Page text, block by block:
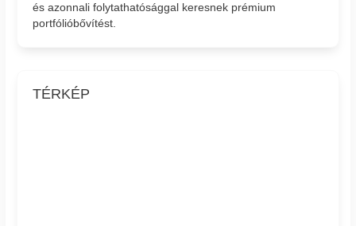
és azonnali folytathatósággal keresnek prémium
portfólióbővítést.
TÉRKÉP